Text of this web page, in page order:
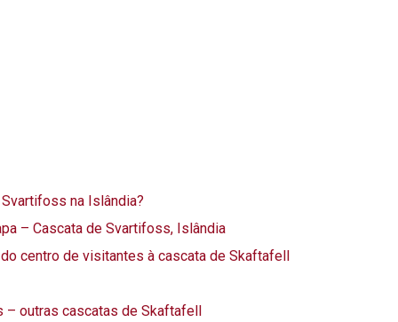
na Islândia?
– Cascata de Svartifoss, Islândia
centro de visitantes à cascata de Skaftafell
outras cascatas de Skaftafell